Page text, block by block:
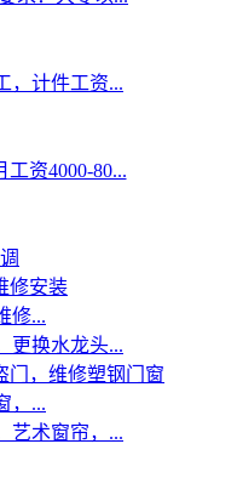
，计件工资...
资4000-80...
修...
更换水龙头...
，...
艺术窗帘，...